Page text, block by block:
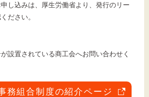
し込みは、厚生労働省より、発行のリー
ださい。
設置されている商工会へお問い合わせく
務組合制度の紹介ページ